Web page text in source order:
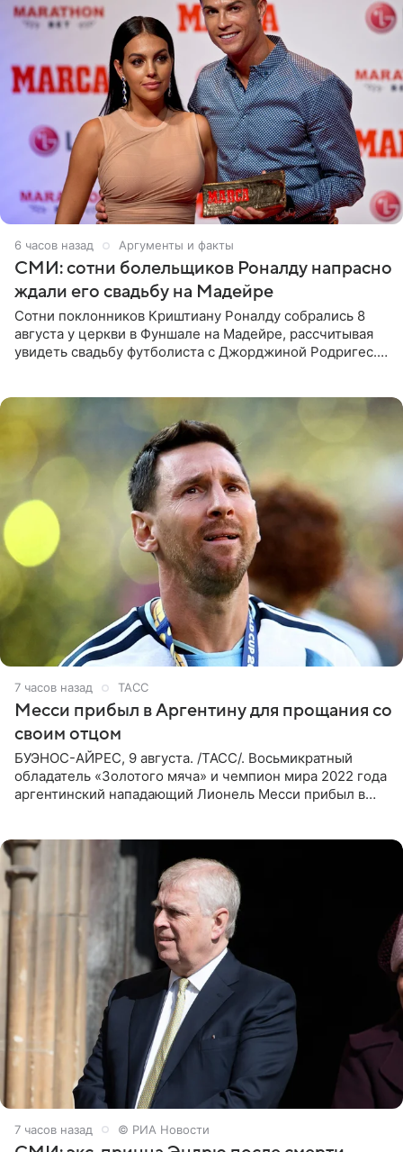
6 часов назад Аргументы и факты
СМИ: сотни болельщиков Роналду напрасно
ждали его свадьбу на Мадейре
Сотни поклонников Криштиану Роналду собрались 8
августа у церкви в Фуншале на Мадейре, рассчитывая
увидеть свадьбу футболиста с Джорджиной Родригес.
7 часов назад ТАСС
Месси прибыл в Аргентину для прощания со
своим отцом
БУЭНОС-АЙРЕС, 9 августа. /ТАСС/. Восьмикратный
обладатель «Золотого мяча» и чемпион мира 2022 года
аргентинский нападающий Лионель Месси прибыл в
7 часов назад © РИА Новости